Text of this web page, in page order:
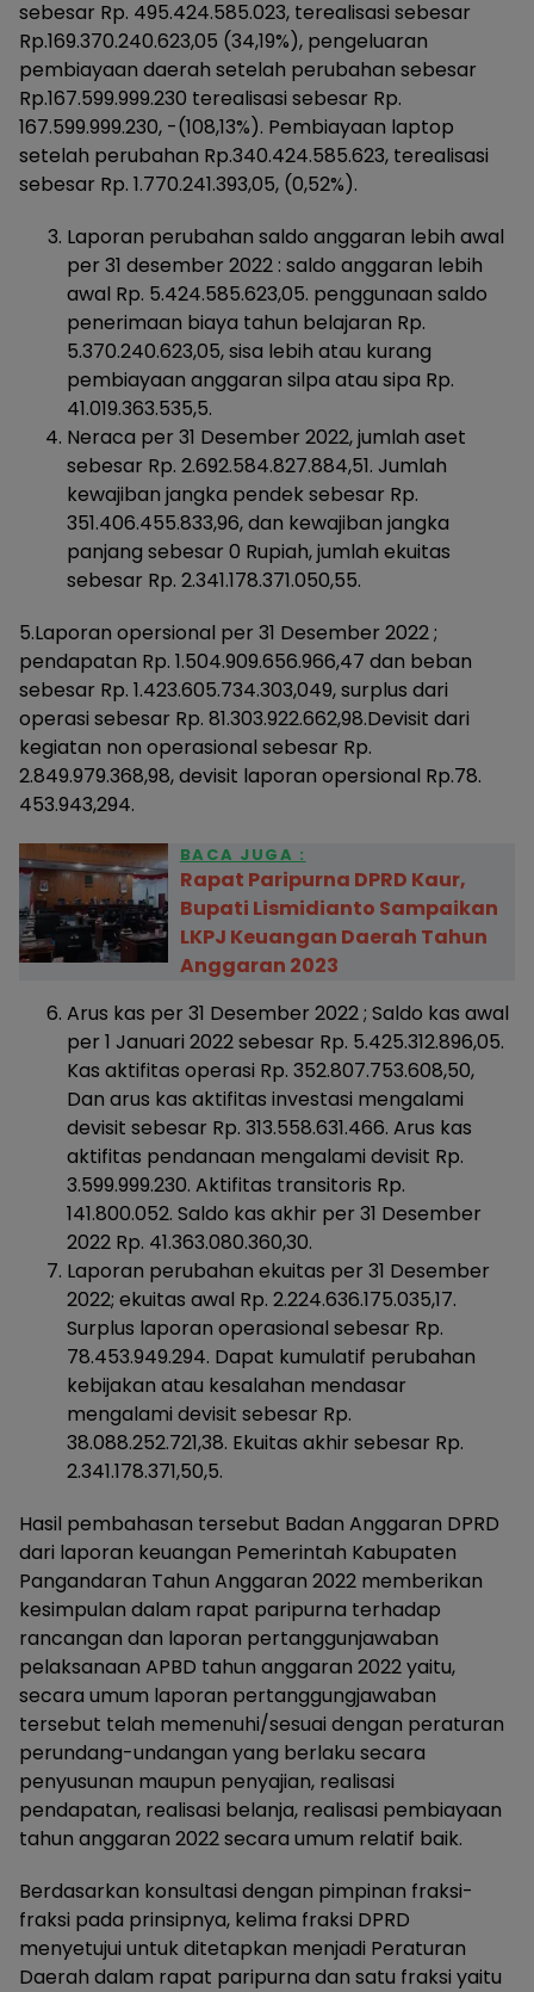
sebesar Rp. 495.424.585.023, terealisasi sebesar
Rp.169.370.240.623,05 (34,19%), pengeluaran
pembiayaan daerah setelah perubahan sebesar
Rp.167.599.999.230 terealisasi sebesar Rp.
167.599.999.230, -(108,13%). Pembiayaan laptop
setelah perubahan Rp.340.424.585.623, terealisasi
sebesar Rp. 1.770.241.393,05, (0,52%).
Laporan perubahan saldo anggaran lebih awal
per 31 desember 2022 : saldo anggaran lebih
awal Rp. 5.424.585.623,05. penggunaan saldo
penerimaan biaya tahun belajaran Rp.
5.370.240.623,05, sisa lebih atau kurang
pembiayaan anggaran silpa atau sipa Rp.
41.019.363.535,5.
Neraca per 31 Desember 2022, jumlah aset
sebesar Rp. 2.692.584.827.884,51. Jumlah
kewajiban jangka pendek sebesar Rp.
351.406.455.833,96, dan kewajiban jangka
panjang sebesar 0 Rupiah, jumlah ekuitas
sebesar Rp. 2.341.178.371.050,55.
5.Laporan opersional per 31 Desember 2022 ;
pendapatan Rp. 1.504.909.656.966,47 dan beban
sebesar Rp. 1.423.605.734.303,049, surplus dari
operasi sebesar Rp. 81.303.922.662,98.Devisit dari
kegiatan non operasional sebesar Rp.
2.849.979.368,98, devisit laporan opersional Rp.78.
453.943,294.
BACA JUGA :
Rapat Paripurna DPRD Kaur,
Bupati Lismidianto Sampaikan
LKPJ Keuangan Daerah Tahun
Anggaran 2023
Arus kas per 31 Desember 2022 ; Saldo kas awal
per 1 Januari 2022 sebesar Rp. 5.425.312.896,05.
Kas aktifitas operasi Rp. 352.807.753.608,50,
Dan arus kas aktifitas investasi mengalami
devisit sebesar Rp. 313.558.631.466. Arus kas
aktifitas pendanaan mengalami devisit Rp.
3.599.999.230. Aktifitas transitoris Rp.
141.800.052. Saldo kas akhir per 31 Desember
2022 Rp. 41.363.080.360,30.
Laporan perubahan ekuitas per 31 Desember
2022; ekuitas awal Rp. 2.224.636.175.035,17.
Surplus laporan operasional sebesar Rp.
78.453.949.294. Dapat kumulatif perubahan
kebijakan atau kesalahan mendasar
mengalami devisit sebesar Rp.
38.088.252.721,38. Ekuitas akhir sebesar Rp.
2.341.178.371,50,5.
Hasil pembahasan tersebut Badan Anggaran DPRD
dari laporan keuangan Pemerintah Kabupaten
Pangandaran Tahun Anggaran 2022 memberikan
kesimpulan dalam rapat paripurna terhadap
rancangan dan laporan pertanggunjawaban
pelaksanaan APBD tahun anggaran 2022 yaitu,
secara umum laporan pertanggungjawaban
tersebut telah memenuhi/sesuai dengan peraturan
perundang-undangan yang berlaku secara
penyusunan maupun penyajian, realisasi
pendapatan, realisasi belanja, realisasi pembiayaan
tahun anggaran 2022 secara umum relatif baik.
Berdasarkan konsultasi dengan pimpinan fraksi-
fraksi pada prinsipnya, kelima fraksi DPRD
menyetujui untuk ditetapkan menjadi Peraturan
Daerah dalam rapat paripurna dan satu fraksi yaitu